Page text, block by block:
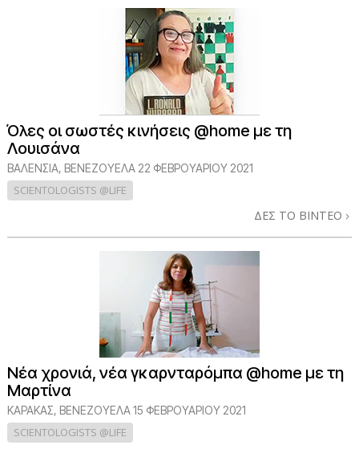
Όλες οι σωστές κινήσεις @home με τη
Λουισάνα
ΒΑΛΕΝΣΙΑ, ΒΕΝΕΖΟΥΕΛΑ 22 ΦΕΒΡΟΥΑΡΙΟΥ 2021
SCIENTOLOGISTS @LIFE
ΔΕΣ ΤΟ ΒΙΝΤΕΟ
Νέα χρονιά, νέα γκαρνταρόμπα @home με τη
Μαρτίνα
ΚΑΡΑΚΑΣ, ΒΕΝΕΖΟΥΕΛΑ15 ΦΕΒΡΟΥΑΡΙΟΥ 2021
SCIENTOLOGISTS @LIFE